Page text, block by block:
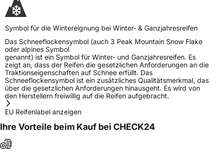
Symbol für die Wintereignung bei Winter- & Ganzjahresreifen
Das Schneeflockensymbol (auch 3 Peak Mountain Snow Flake
oder alpines Symbol
genannt) ist ein Symbol für Winter- und Ganzjahresreifen. Es
zeigt an, dass der Reifen die gesetzlichen Anforderungen an die
Traktionseigenschaften auf Schnee erfüllt. Das
Schneeflockensymbol ist ein zusätzliches Qualitätsmerkmal, das
über die gesetzlichen Anforderungen hinausgeht. Es wird von
den Herstellern freiwillig auf die Reifen aufgebracht.
EU Reifenlabel anzeigen
Ihre Vorteile beim Kauf bei CHECK24